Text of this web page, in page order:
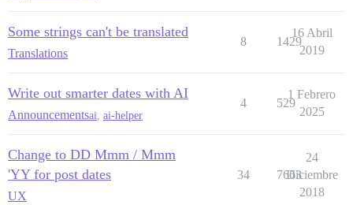
Some strings can't be translated
Translations
8 1429
16 Abril
2019
Write out smarter dates with AI
Announcementsai ai-helper
4 529
1 Febrero
2025
Change to DD Mmm / Mmm
'YY for post dates
UX
34 7663
24
Diciembre
2018